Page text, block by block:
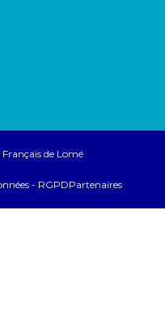
de Lomé
- RGPDPartenaires